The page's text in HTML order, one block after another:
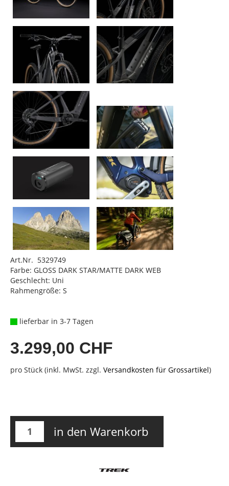
Art.Nr. 5329749
Farbe: GLOSS DARK STAR/MATTE DARK WEB
Geschlecht: Uni
Rahmengröße: S
lieferbar in 3-7 Tagen
3.299,00 CHF
pro Stück (inkl. MwSt. zzgl. Versandkosten für Grossartikel)
in den Warenkorb